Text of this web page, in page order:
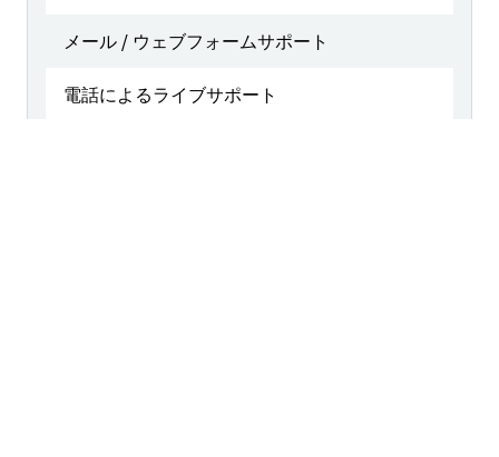
メール / ウェブフォームサポート
電話によるライブサポート